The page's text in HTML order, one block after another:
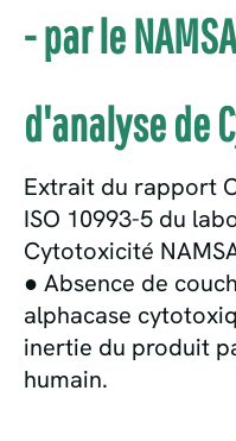
- par le
d'analyse de
Extrait du rapport
ISO 10993-5 du
Cytotoxicité
● Absence de
alphacase
inertie du produit
humain.